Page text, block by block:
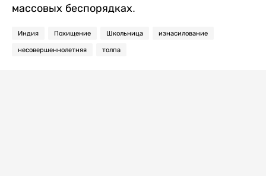
массовых беспорядках.
Индия Похищение Школьница изнасилование
несовершеннолетняя толпа